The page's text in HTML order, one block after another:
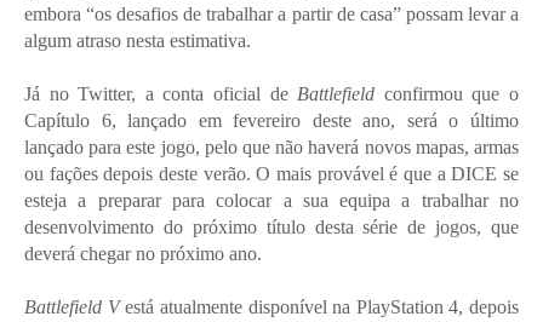
embora “os desafios de trabalhar a partir de casa” possam levar a
algum atraso nesta estimativa.
Já no Twitter, a conta oficial de Battlefield confirmou que o
Capítulo 6, lançado em fevereiro deste ano, será o último
lançado para este jogo, pelo que não haverá novos mapas, armas
ou fações depois deste verão. O mais provável é que a DICE se
esteja a preparar para colocar a sua equipa a trabalhar no
desenvolvimento do próximo título desta série de jogos, que
deverá chegar no próximo ano.
Battlefield Vestá atualmente disponível na PlayStation 4, depois